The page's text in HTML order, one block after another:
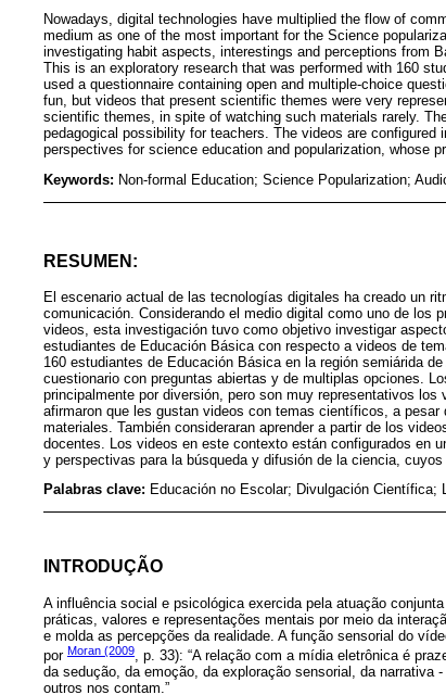
Nowadays, digital technologies have multiplied the flow of
medium as one of the most important for the Science
investigating habit aspects, interestings and perceptions from
This is an exploratory research that was performed with 160
used a questionnaire containing open and multiple-choice
fun, but videos that present scientific themes were very
scientific themes, in spite of watching such materials rarely.
pedagogical possibility for teachers. The videos are
perspectives for science education and popularization, whose
Keywords: Non-formal Education; Science Popularization;
RESUMEN:
El escenario actual de las tecnologías digitales ha creado un
comunicación. Considerando el medio digital como uno de los
videos, esta investigación tuvo como objetivo investigar
estudiantes de Educación Básica con respecto a videos de
160 estudiantes de Educación Básica en la región semiárida
cuestionario con preguntas abiertas y de multiplas opciones.
principalmente por diversión, pero son muy representativos
afirmaron que les gustan videos con temas científicos, a
materiales. También consideraran aprender a partir de los
docentes. Los videos en este contexto están configurados en
y perspectivas para la búsqueda y difusión de la ciencia, cuyos
Palabras clave: Educación no Escolar; Divulgación Científica;
INTRODUÇÃO
A influência social e psicológica exercida pela atuação
práticas, valores e representações mentais por meio da
e molda as percepções da realidade. A função sensorial do
por Moran (2009
, p. 33): “A relação com a mídia eletrônica é
da sedução, da emoção, da exploração sensorial, da
outros nos contam.”